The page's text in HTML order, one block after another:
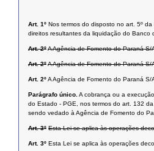
Art. 1º Nos termos do disposto no art. 5º
direitos resultantes da liquidação do
Art. 2ºA Agência de Fomento do Paraná
Art. 2ºA Agência de Fomento do Paraná
Art. 2ºA Agência de Fomento do Paraná
Parágrafo único.A cobrança ou a
do Estado - PGE, nos termos do art. 132
sendo vedado à Agência de Fomento do
Art. 3º Esta Lei se aplica às operações
Art. 3º Esta Lei se aplica às operações